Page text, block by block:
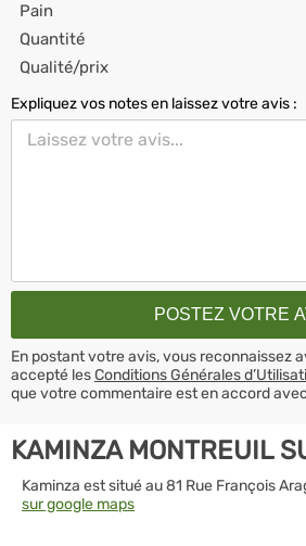
Pain
Quantité
Qualité/prix
Expliquez vos notes en laissez votre avis :
En postant votre avis, vous reconnaissez
accepté lesConditions Générales
que votre commentaire est en accord
KAMINZA MONTREUIL
Kaminza est situé au 81 Rue François
sur google maps